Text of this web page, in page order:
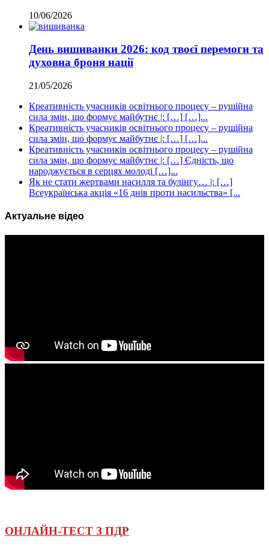
10/06/2026
День вишиванки 2026: код твоєї перемоги та
духовна броня нації
21/05/2026
Креативність учасників освітнього процесу – рушійна
сила змін, що формує майбутнє |: […] […]...
Креативність учасників освітнього процесу – рушійна
сила змін, що формує майбутнє |: […] […]...
Креативність учасників освітнього процесу – рушійна
сила змін, що формує майбутнє |: […] Єдність, що
народжується в серцях молоді […]...
Як не стати жертвами насилля та булінгу… |: […]
Всеукраїнська акція «16 днів проти насильства» [...
Актуальне відео
ОНЛАЙН-ТЕСТ З ПДР